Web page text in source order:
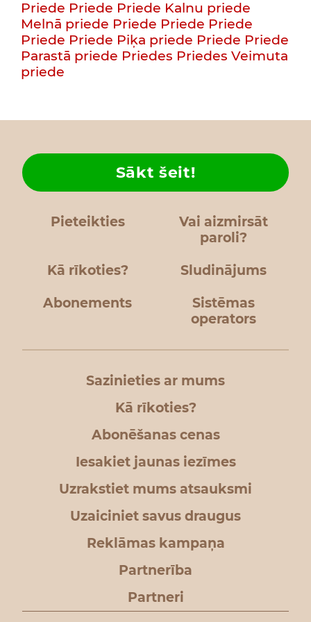
Priede Priede Priede Kalnu priede
Melnā priede Priede Priede Priede
Priede Priede Piķa priede Priede Priede
Parastā priede Priedes Priedes Veimuta
priede
Pieteikties
Vai aizmirsāt
paroli?
Kā rīkoties?
Sākt šeit!
Sludinājums
Abonements
Sistēmas
operators
Sazinieties ar mums
Kā rīkoties?
Abonēšanas cenas
Iesakiet jaunas iezīmes
Uzrakstiet mums atsauksmi
Uzaiciniet savus draugus
Reklāmas kampaņa
Partnerība
Partneri